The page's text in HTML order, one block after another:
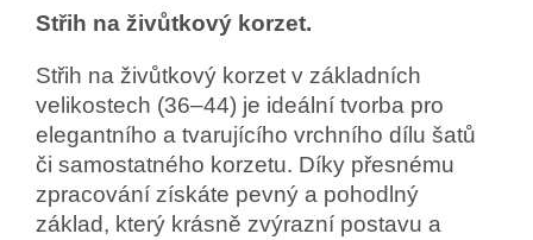
Střih na živůtkový korzet.
Střih na živůtkový korzet v základních
velikostech (36–44) je ideální tvorba pro
elegantního a tvarujícího vrchního dílu šatů
či samostatného korzetu. Díky přesnému
zpracování získáte pevný a pohodlný
základ, který krásně zvýrazní postavu a